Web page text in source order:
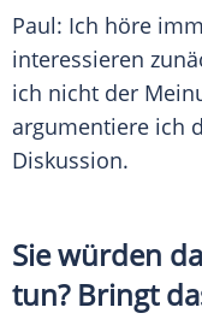
Paul: Ich höre
interessieren
ich nicht der
argumentiere ich
Diskussion.
Sie würden
tun? Bringt